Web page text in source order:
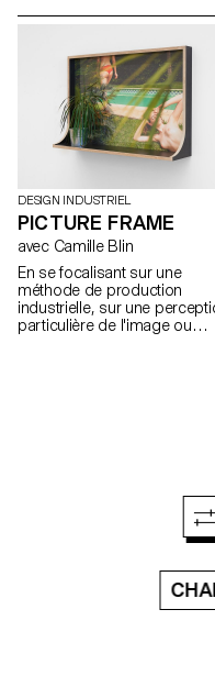
DESIGN INDUSTRIEL
PICTURE FRAME
avec Camille Blin
En se focalisant sur une
méthode de production
industrielle, sur une
particulière de l'image ou